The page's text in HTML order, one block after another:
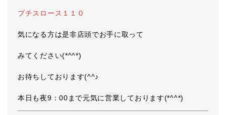
プチスロース１１０
気になる方は是非店頭でお手に取って
みてください(*^^*)
お待ちしております(^^♪
本日も夜9：00まで元気に営業しております(*^^*)